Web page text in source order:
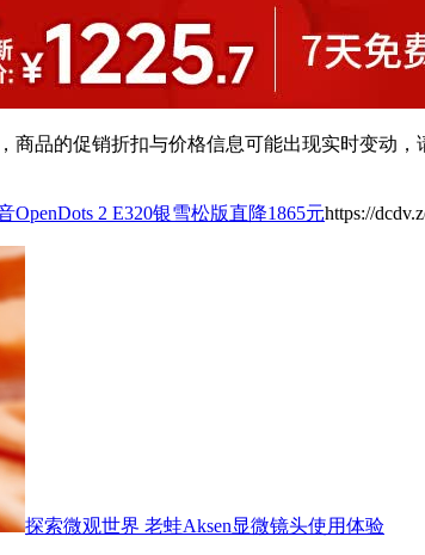
商品的促销折扣与价格信息可能出现实时变动
OpenDots 2 E320银雪松版直降1865元https://
探索微观世界 老蛙Aksen显微镜头使用体验